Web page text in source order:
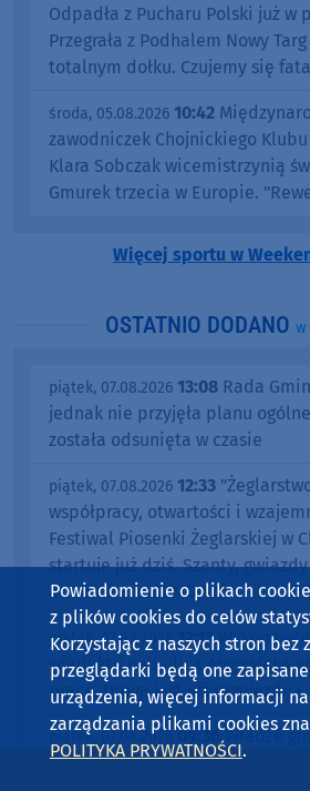
Odpadła z Pucharu Polski już w
Przegrała z Podhalem Nowy
totalnym dołku. Czujemy się
środa, 05.08.2026 10:42
zawodniczek Chojnickiego
Klara Sobczak wicemistrzynią
Gmurek trzecia w Europie.
Więcej sportu w
OSTATNIO DODANO w
piątek, 07.08.2026 13:08 Rada
jednak nie przyjęła planu
została odsunięta w czasie
piątek, 07.08.2026 12:33
współpracy, otwartości i
Festiwal Piosenki Żeglarskiej w
startuje już dziś. Szanty,
atmosfera (ROZMOWA)
piątek, 07.08.2026 12:13
wiaduktu nad ulicą Angowicką
prace. Droga jest już przejezdna
piątek, 07.08.2026 09:36Władze
podpisały umowę na
Powiadomienie o plikach
z plików cookies do celów
Korzystając z naszych stron bez
przeglądarki będą one
urządzenia, więcej informacji
zarządzania plikami cookies
POLITYKA PRYWATNOŚCI.